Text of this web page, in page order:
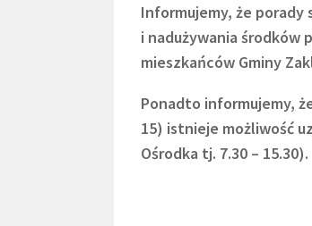
Informujemy, że porady
i nadużywania środków
mieszkańców Gminy
Ponadto informujemy,
15) istnieje możliwość
Ośrodka tj. 7.30 – 15.30).